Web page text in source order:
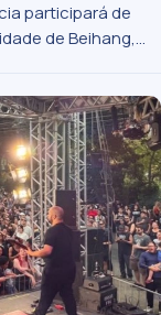
participará de
de Beihang,